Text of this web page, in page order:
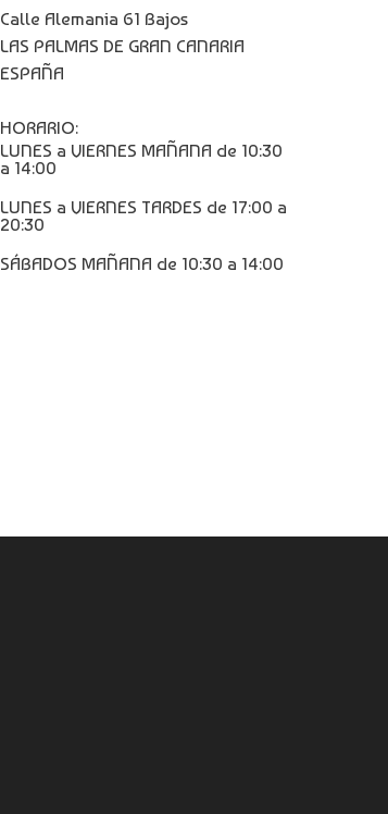
Calle Alemania 61 Bajos
LAS PALMAS DE GRAN CANARIA
ESPAÑA
HORARIO:
LUNES a VIERNES MAÑANA de 10:30
a 14:00
LUNES a VIERNES TARDES de 17:00 a
20:30
SÁBADOS MAÑANA de 10:30 a 14:00